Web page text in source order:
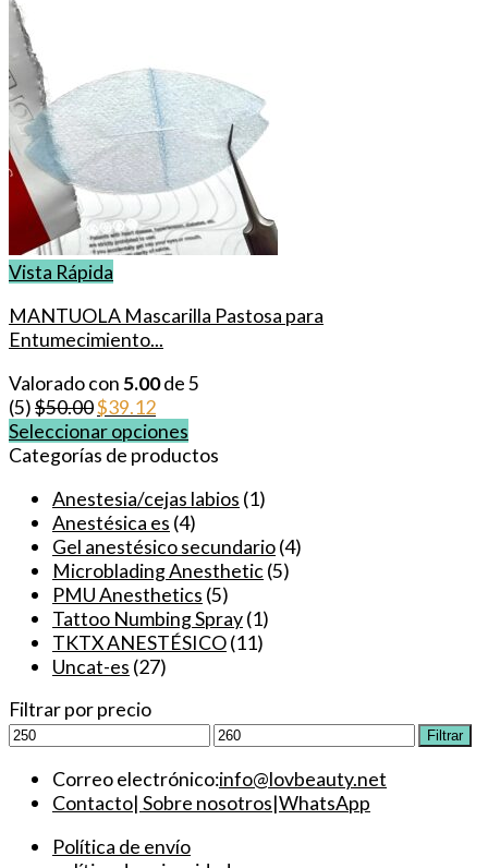
Vista Rápida
MANTUOLA Mascarilla Pastosa para
Entumecimiento...
Valorado con5.00de 5
(5)$50.00El
precio
original
$50.00.
$39.12El
precio
actual
$39.12.
Seleccionar opciones
Este
tiene
múltiples
variantes.
Las
opciones
pueden
elegir
la
página
producto
Categorías de productos
Anestesia/cejas labios (1)
Anestésica es (4)
Gel anestésico secundario(4)
Microblading Anesthetic(5)
PMU Anesthetics (5)
Tattoo Numbing Spray(1)
TKTX ANESTÉSICO(11)
Uncat-es (27)
Filtrar por precio
Precio
Precio
Filtrar
Correo electrónico:info@lovbeauty.net
Contacto| Sobre nosotros|WhatsApp
Política de envío